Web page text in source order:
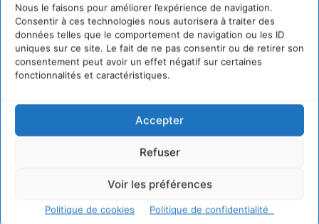
Nous le faisons pour améliorer l’expérience de navigation.
Consentir à ces technologies nous autorisera à traiter des
données telles que le comportement de navigation ou les ID
uniques sur ce site. Le fait de ne pas consentir ou de retirer son
consentement peut avoir un effet négatif sur certaines
fonctionnalités et caractéristiques.
Accepter
Refuser
Voir les préférences
Politique de cookies Politique de confidentialité
Cyrille Souche
https://cdurable.info
Directeur de la Publication Cdurable.info qui a eu 20
ans en 2025 ... L'occasion de supprimer la publicité et
d'un nouveau départ vers un webmedia participatif
d'intérêt général, avec pour raison d'être de recenser
et coopérer avec le vivant. Je suis ouvert à toute
proposition de coopération mutuellement bénéfique
au service de la régénération du vivant.